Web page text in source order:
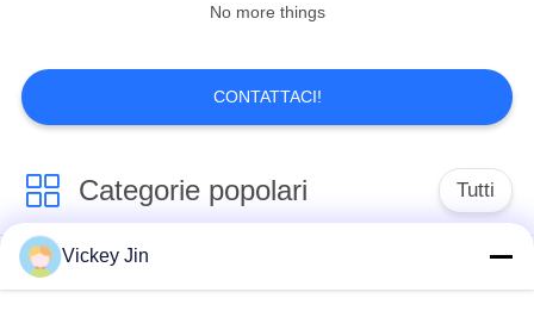
Camera difficile
della batteria
No more things
CONTATTACI!
Categorie popolari Tutti
Camera di prova di
clima
ambientale
Vickey Jin